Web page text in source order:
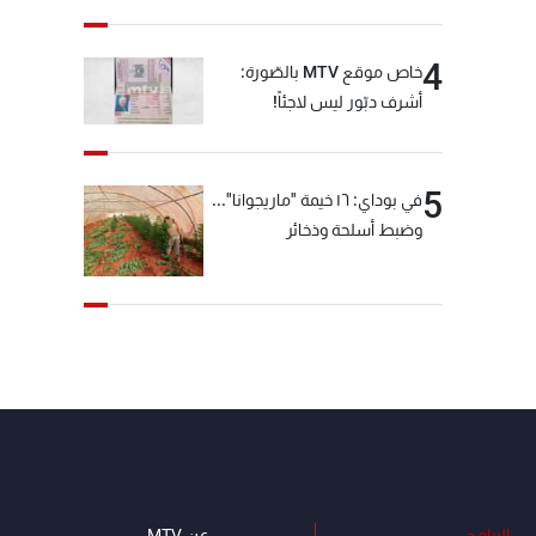
4
خاص موقع MTV بالصّورة:
أشرف دبّور ليس لاجئاً!
5
في بوداي: ١٦ خيمة "ماريجوانا"...
وضبط أسلحة وذخائر